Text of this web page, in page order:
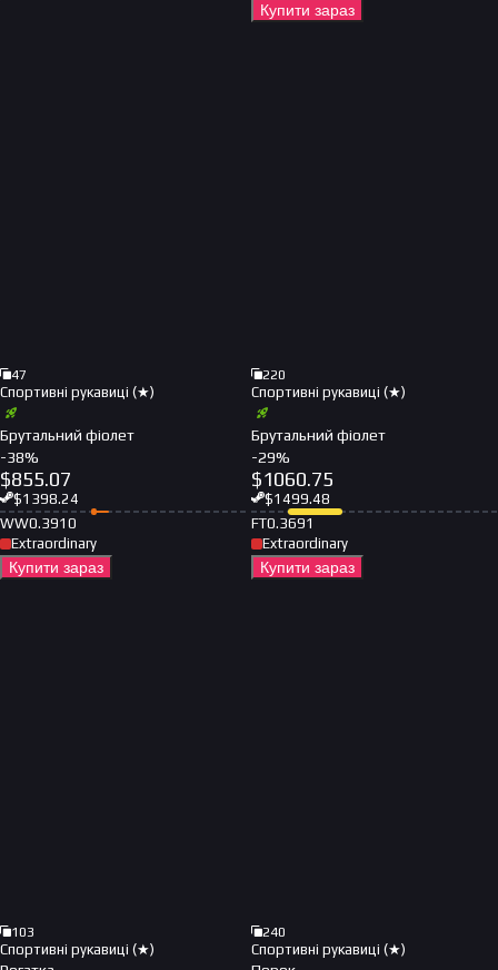
Купити зараз
47
Спортивні рукавиці (★)
Брутальний фіолет
-38%
$855.07
$1398.24
WW0.3910
Extraordinary
Купити зараз
220
Спортивні рукавиці (★)
Брутальний фіолет
-29%
$1060.75
$1499.48
FT0.3691
Extraordinary
Купити зараз
103
Спортивні рукавиці (★)
240
Спортивні рукавиці (★)